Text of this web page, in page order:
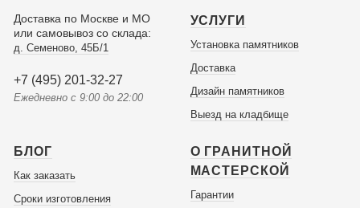
Доставка по Москве и МО
или самовывоз со склада:
д. Семеново, 45Б/1
+7 (495) 201-32-27
Ежедневно с 9:00 до 22:00
УСЛУГИ
Установка памятников
Доставка
Дизайн памятников
Выезд на кладбище
БЛОГ
Как заказать
Сроки изготовления
О ГРАНИТНОЙ
МАСТЕРСКОЙ
Гарантии